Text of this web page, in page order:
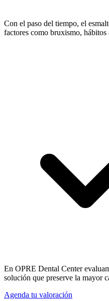
Con el paso del tiempo, el
factores como bruxismo,
En OPRE Dental Center
solución que preserve la mayor
Agenda tu valoración